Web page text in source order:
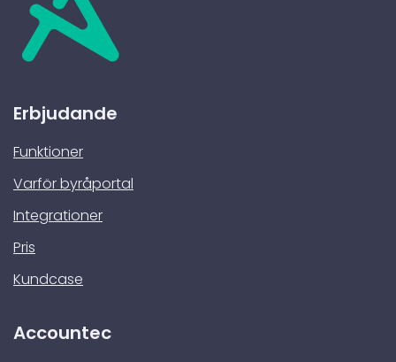
Erbjudande
Funktioner
Varför byråportal
Integrationer
Pris
Kundcase
Accountec